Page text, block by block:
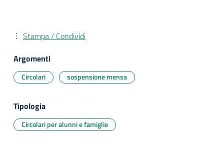
Stampa / Condividi
Argomenti
Circolari sospensione mensa
Tipologia
Circolari per alunni e famiglie